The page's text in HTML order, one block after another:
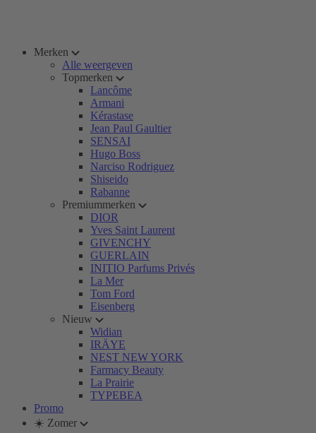
Merken
Alle weergeven
Topmerken
Lancôme
Armani
Kérastase
Jean Paul Gaultier
SENSAI
Hugo Boss
Narciso Rodriguez
Shiseido
Rabanne
Premiummerken
DIOR
Yves Saint Laurent
GIVENCHY
GUERLAIN
INITIO Parfums Privés
La Mer
Tom Ford
Eisenberg
Nieuw
Widian
IRÄYE
NEST NEW YORK
Farmacy Beauty
La Prairie
TYPEBEA
Promo
☀️ Zomer